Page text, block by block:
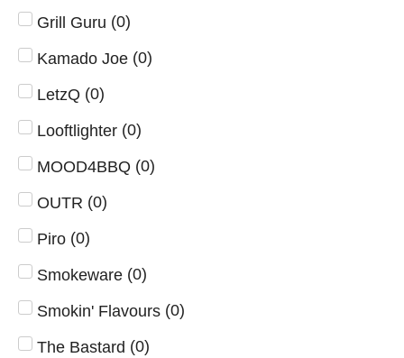
Grill Guru (0)
Kamado Joe (0)
LetzQ (0)
Looftlighter (0)
MOOD4BBQ (0)
OUTR (0)
Piro (0)
Smokeware (0)
Smokin' Flavours (0)
The Bastard (0)